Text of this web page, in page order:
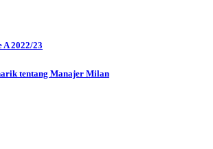
2022/23
tentang Manajer Milan